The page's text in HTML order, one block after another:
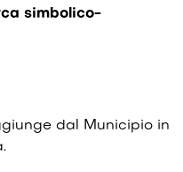
simbolico-
dal Municipio in